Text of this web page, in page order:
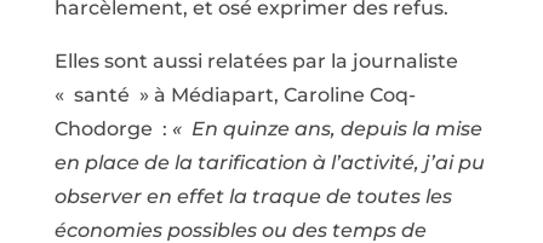
harcèlement, et osé exprimer des refus.
Elles sont aussi relatées par la journaliste
« santé » à Médiapart, Caroline Coq-
Chodorge : « En quinze ans, depuis la mise
en place de la tarification à l’activité, j’ai pu
observer en effet la traque de toutes les
économies possibles ou des temps de